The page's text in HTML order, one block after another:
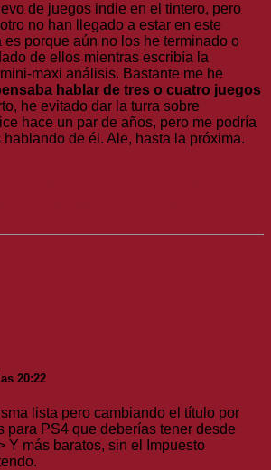
de juegos indie en el tintero, pero
no han llegado a estar en este
porque aún no los he terminado o
de ellos mientras escribía la
maxi análisis. Bastante me he
hablar de tres o cuatro juegos
he evitado dar la turra sobre
hace un par de años, pero me podría
de él. Ale, hasta la próxima.
20:22
lista pero cambiando el título por
para PS4 que deberías tener desde
Y más baratos, sin el Impuesto